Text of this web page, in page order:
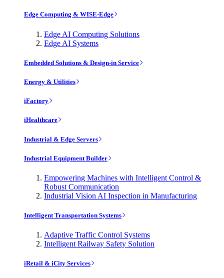
Edge Computing & WISE-Edge
Edge AI Computing Solutions
Edge AI Systems
Embedded Solutions & Design-in Service
Energy & Utilities
iFactory
iHealthcare
Industrial & Edge Servers
Industrial Equipment Builder
Empowering Machines with Intelligent Control &
Robust Communication
Industrial Vision AI Inspection in Manufacturing
Intelligent Transportation Systems
Adaptive Traffic Control Systems
Intelligent Railway Safety Solution
iRetail & iCity Services